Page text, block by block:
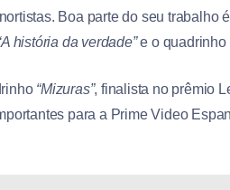
Boa parte do seu trabalho
história da verdade”e o quadrinho
“Mizuras”, finalista no prêmio
para a Prime Video